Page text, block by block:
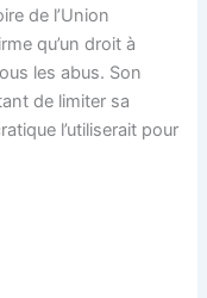
de l’Union
qu’un droit à
les abus. Son
de limiter sa
l’utiliserait pour